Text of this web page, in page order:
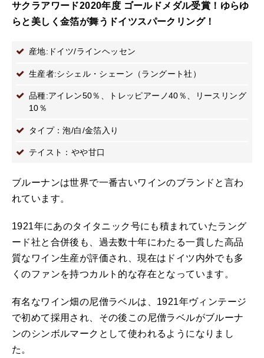
サクラアワード2020年度 ゴールドメダル受賞！ゆらゆ
らと美しく金箔が舞うドイツスパークリング！
産地:ドイツ/ラインヘッセン
生産者:シシェル・シェーン（ラングート社）
品種:アイレン50％、トレッピアーノ40％、リースリング
10％
タイプ：泡/白/金箔入り
テイスト：やや甘口
ブルーナンは世界で一番古いワインのブランドと言わ
れています。
1921年にあのタイタニック号にも積まれていたラング
ード社と合併後も、過去数十年にわたる一貫した高品
質なワイン生産が評価され、現在はドイツ内外でも多
くのファンを持つカルト的な存在となっています。
有名なワイン畑の尼僧ラベルは、1921年ヴィンテージ
で初めて採用され、その後この尼僧ラベルがブルーナ
ンのシンボルマークとして使われるようになりまし
た。